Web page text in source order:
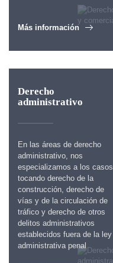
Más información
Derecho
administrativo
En las áreas de derecho
administrativo, nos
especializamos a los casos
tocando derecho de la
construcción, derecho de
vías y de la circulación de
tráfico y derecho de otros
delitos administrativos
establecidos fuera de la ley
administrativa penal